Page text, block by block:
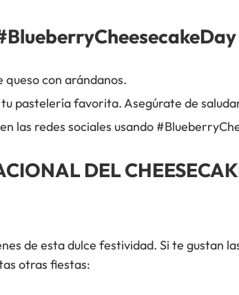
con arándanos.
pastelería favorita. Asegúrate de
las redes sociales usando
DEL
de esta dulce festividad. Si te gustan
otras fiestas: